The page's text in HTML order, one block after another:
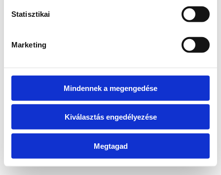
Statisztikai
Marketing
Mindennek a megengedése
Kiválasztás engedélyezése
Megtagad